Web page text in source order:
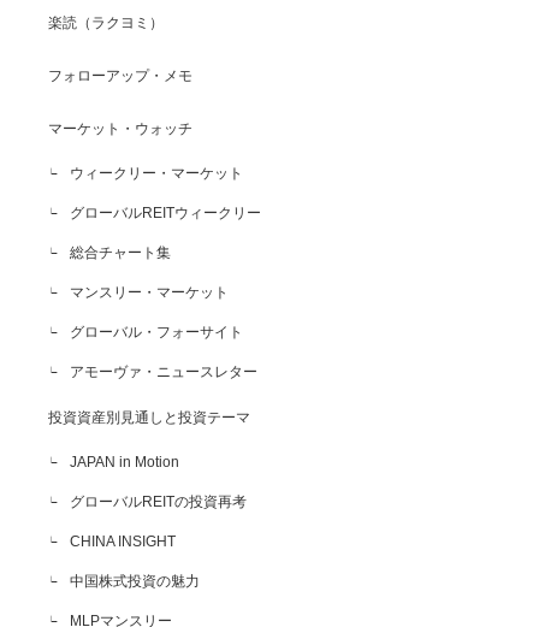
楽読（ラクヨミ）
フォローアップ・メモ
マーケット・ウォッチ
ウィークリー・マーケット
グローバルREITウィークリー
総合チャート集
マンスリー・マーケット
グローバル・フォーサイト
アモーヴァ・ニュースレター
投資資産別見通しと投資テーマ
JAPAN in Motion
グローバルREITの投資再考
CHINA INSIGHT
中国株式投資の魅力
MLPマンスリー